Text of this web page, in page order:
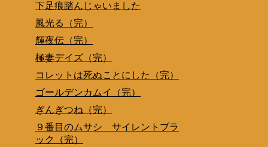
下足痕踏んじゃいました
風光る（完）
輝夜伝（完）
極妻デイズ（完）
コレットは死ぬことにした（完）
ゴールデンカムイ（完）
ぎんぎつね（完）
９番目のムサシ サイレントブラ
ック（完）